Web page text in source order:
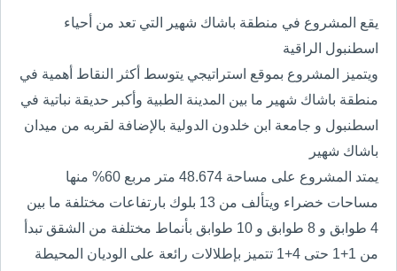
يقع المشروع في منطقة باشاك شهير التي تعد من أحياء
اسطنبول الراقية
ويتميز المشروع بموقع استراتيجي يتوسط أكثر النقاط أهمية في
منطقة باشاك شهير ما بين المدينة الطبية وأكبر حديقة نباتية في
اسطنبول و جامعة ابن خلدون الدولية بالإضافة لقربه من ميدان
باشاك شهير
يمتد المشروع على مساحة 48.674 متر مربع 60% منها
مساحات خضراء ويتألف من 13 بلوك بارتفاعات مختلفة ما بين
4 طوابق و 8 طوابق و 10 طوابق بأنماط مختلفة من الشقق تبدأ
من 1+1 حتى 4+1 تتميز بإطلالات رائعة على الوديان المحيطة